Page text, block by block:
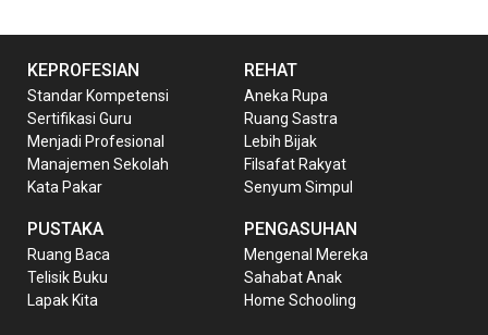
KEPROFESIAN
Standar Kompetensi
Sertifikasi Guru
Menjadi Profesional
Manajemen Sekolah
Kata Pakar
PUSTAKA
Ruang Baca
Telisik Buku
Lapak Kita
REHAT
Aneka Rupa
Ruang Sastra
Lebih Bijak
Filsafat Rakyat
Senyum Simpul
PENGASUHAN
Mengenal Mereka
Sahabat Anak
Home Schooling